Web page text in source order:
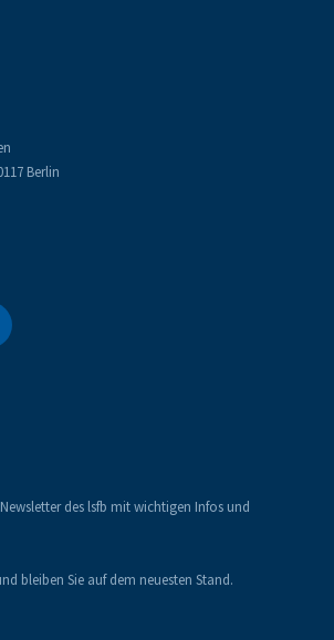
Berlin
des lsfb mit wichtigen Infos und
bleiben Sie auf dem neuesten Stand.